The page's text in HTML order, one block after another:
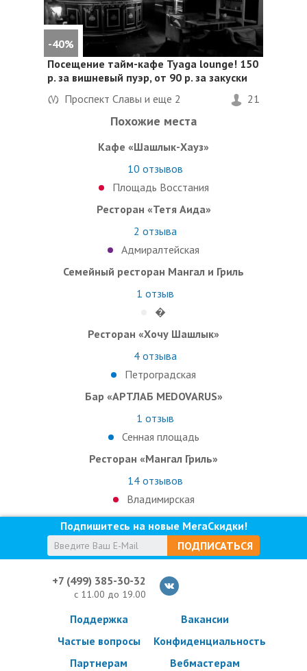
-40%
Посещение тайм-кафе Tyaga lounge! 150
р. за вишневый пуэр, от 90 р. за закуски
Проспект Славы и еще 2 21
Похожие места
Кафе «Шашлык-Хауз»
10 отзывов
Площадь Восстания
Ресторан «Тетя Аида»
2 отзыва
Адмиралтейская
Семейный ресторан Мангал и Гриль
1 отзыв
�
Ресторан «Хочу Шашлык»
4отзыва
Петроградская
Бар «АРТЛАБ MEDOVARUS»
1 отзыв
Сенная площадь
Ресторан «Мангал Гриль»
14отзывов
Владимирская
Подпишитесь на новые МегаСкидки!
ПОДПИСАТЬСЯ
+7 (499) 385-30-32
с 11.00 до 19.00
Поддержка
Частые вопросы
Партнерам
Вакансии
Конфиденциальность
Вебмастерам